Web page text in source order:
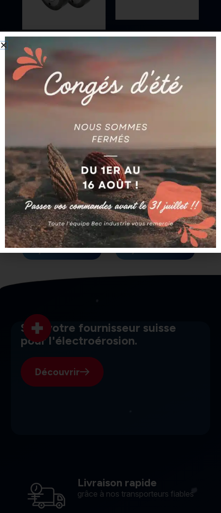
AGIE
GALET (LOT DE 2
PIECES) AG590002254
Ajouter au devis
AGIE
Ajouter au devis
AGIE
PLAQUE 277 X 20 X 313
AG590203382
Ajouter au devis
AGIE
BANDE AG590030237
Ajouter au devis
SGI, votre fournisseur suisse
pour l'électroérosion.
Découvrir
Livraison rapide
grâce à nos transporteurs fiables